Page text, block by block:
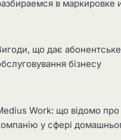
в маркировке
що дає
бізнесу
Work: що відомо про
у сфері